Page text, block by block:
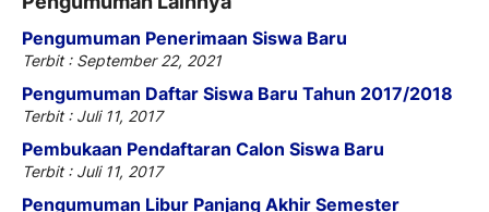
Pengumuman Penerimaan Siswa Baru
Terbit : September 22, 2021
Pengumuman Daftar Siswa Baru Tahun 2017/2018
Terbit : Juli 11, 2017
Pembukaan Pendaftaran Calon Siswa Baru
Terbit : Juli 11, 2017
Pengumuman Libur Panjang Akhir Semester